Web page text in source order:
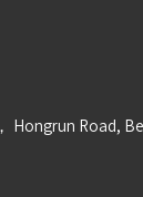
Hongrun Road,